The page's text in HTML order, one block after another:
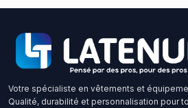
Votre spécialiste en vêtements et
Qualité, durabilité et personnalisation pour